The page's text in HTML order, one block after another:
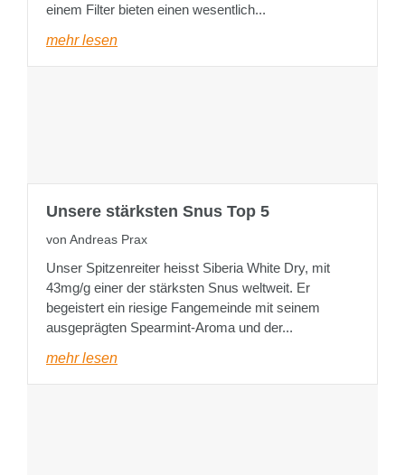
einem Filter bieten einen wesentlich...
mehr lesen
Unsere stärksten Snus Top 5
von Andreas Prax
Unser Spitzenreiter heisst Siberia White Dry, mit
43mg/g einer der stärksten Snus weltweit. Er
begeistert ein riesige Fangemeinde mit seinem
ausgeprägten Spearmint-Aroma und der...
mehr lesen